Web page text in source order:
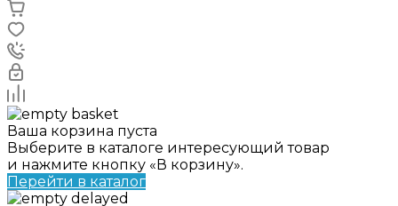
Ваша корзина пуста
Выберите в каталоге интересующий товар
и нажмите кнопку «В корзину».
Перейти в каталог